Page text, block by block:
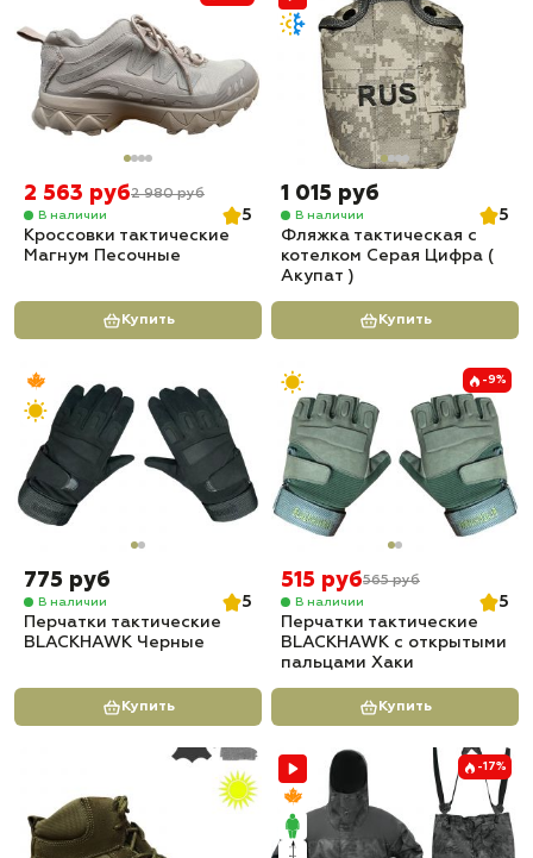
2 563 руб2 980 руб
В наличии
5
Кроссовки тактические
Магнум Песочные
Купить
1 015 руб
В наличии
5
Фляжка тактическая с
котелком Серая Цифра (
Акупат )
Купить
775 руб
В наличии
5
Перчатки тактические
BLACKHAWK Черные
Купить
-9%
515 руб565 руб
В наличии
5
Перчатки тактические
BLACKHAWK с открытыми
пальцами Хаки
Купить
-17%